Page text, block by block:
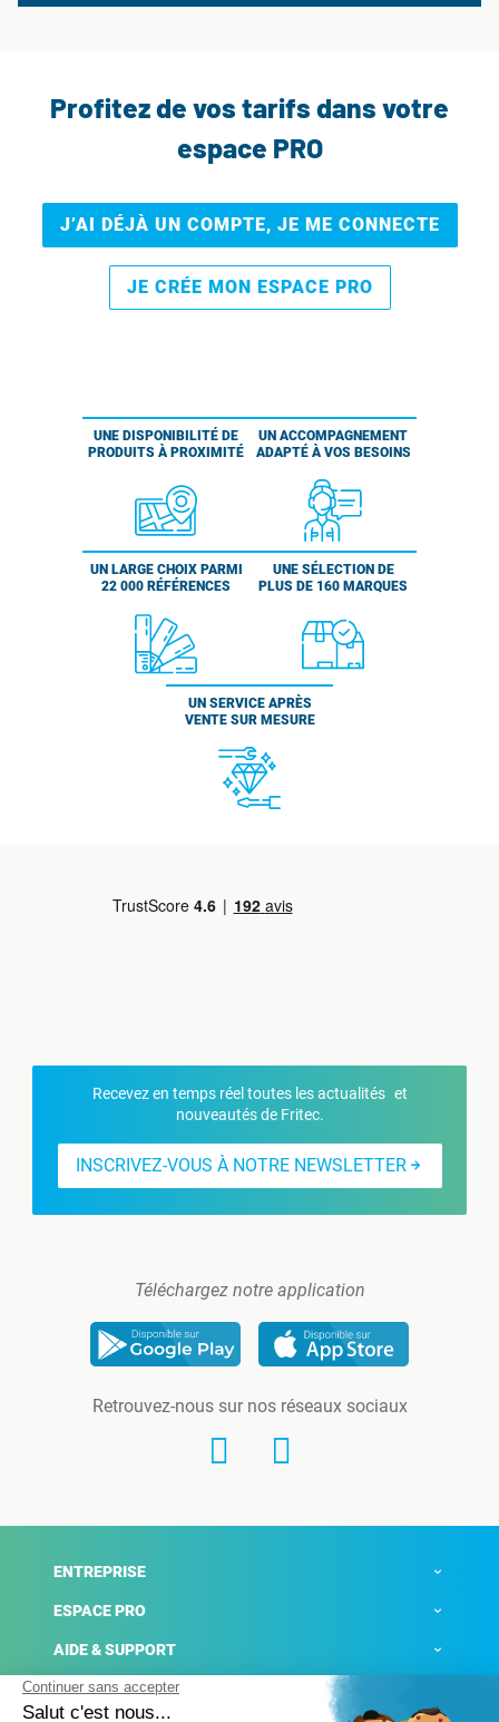
Profitez de vos tarifs dans votre
espace PRO
J’AI DÉJÀ UN COMPTE, JE ME CONNECTE
JE CRÉE MON ESPACE PRO
UNE DISPONIBILITÉ DE
PRODUITS À PROXIMITÉ
UN ACCOMPAGNEMENT
ADAPTÉ À VOS BESOINS
UN LARGE CHOIX PARMI
22 000 RÉFÉRENCES
UNE SÉLECTION DE
PLUS DE 160 MARQUES
UN SERVICE APRÈS
VENTE SUR MESURE
Recevez en temps réel toutes les actualités et
nouveautés de Fritec.
INSCRIVEZ-VOUS À NOTRE NEWSLETTER
Téléchargez notre application
Retrouvez-nous sur nos réseaux sociaux
ENTREPRISE
ESPACE PRO
AIDE & SUPPORT
ACTUALITÉS